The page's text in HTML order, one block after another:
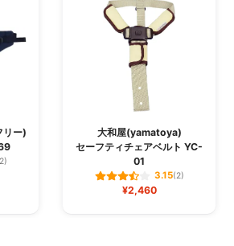
リー)
大和屋(yamatoya)
セーフティチェアベルト YC-
01
3.15(2)
¥2,460